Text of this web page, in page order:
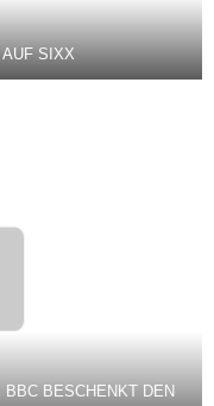
SIXX
BESCHENKT DEN